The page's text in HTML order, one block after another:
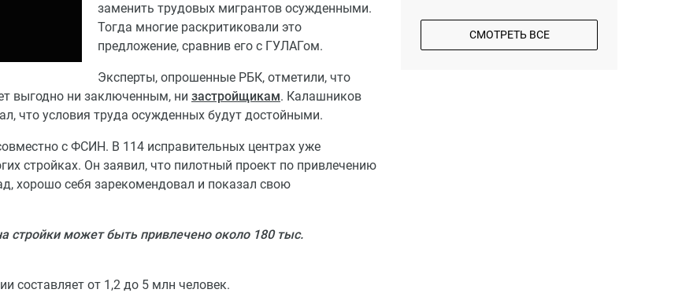
заменить трудовых мигрантов осужденными.
Тогда многие раскритиковали это
предложение, сравнив его с ГУЛАГом.
Эксперты, опрошенные РБК, отметили, что
выгодно ни заключенным, ни застройщикам. Калашников
что условия труда осужденных будут достойными.
с ФСИН. В 114 исправительных центрах уже
стройках. Он заявил, что пилотный проект по привлечению
хорошо себя зарекомендовал и показал свою
стройки может быть привлечено около 180 тыс.
составляет от 1,2 до 5 млн человек.
СМОТРЕТЬ ВСЕ